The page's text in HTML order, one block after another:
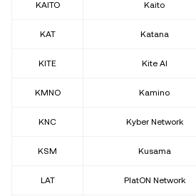
KAITO Kaito
KAT Katana
KITE Kite AI
KMNO Kamino
KNC Kyber Network
KSM Kusama
LAT PlatON Network